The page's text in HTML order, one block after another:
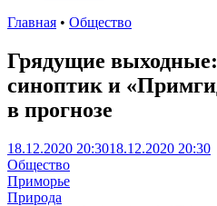
Главная • Общество
Грядущие
синоптик и
в прогнозе
18.12.2020 20:3018.12.2020 20:30
Общество
Приморье
Природа